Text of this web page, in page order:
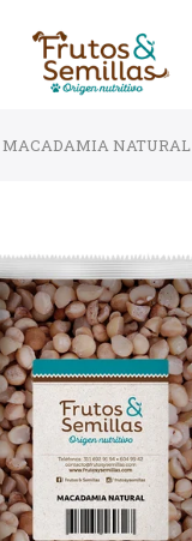
MACADAMIA NATURAL